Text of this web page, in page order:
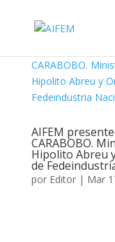
AIFEM
CARABOBO.
Hipolito Abreu
de
por Editor| Mar